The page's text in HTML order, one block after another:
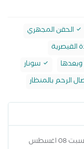
الحقن المجهري
القيصرية
وبعدها
سونار
الرحم بالمنظار
أقرب ميعاد لدكتور ايمن حموده هو غداً السبت 08 اغسطس